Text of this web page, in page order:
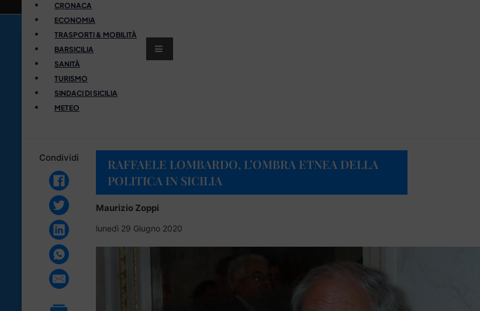
CRONACA
ECONOMIA
TRASPORTI & MOBILITÀ
BARSICILIA
SANITÀ
TURISMO
SINDACI DI SICILIA
METEO
Condividi
RAFFAELE LOMBARDO, L’OMBRA ETNEA DELLA
POLITICA IN SICILIA
Maurizio Zoppi
lunedì 29 Giugno 2020